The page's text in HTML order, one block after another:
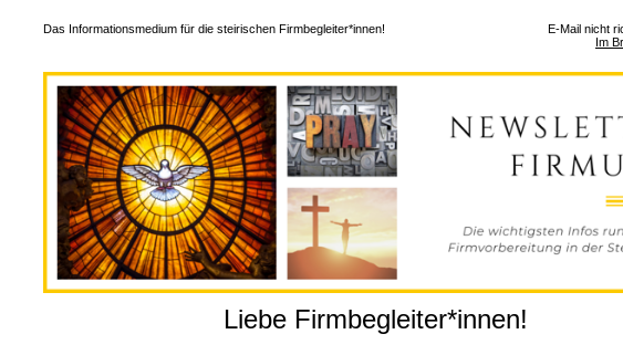
Das Informationsmedium für die steirischen Firmbegleiter*innen!
E-Mail nicht
Im
Liebe Firmbegleiter*innen!